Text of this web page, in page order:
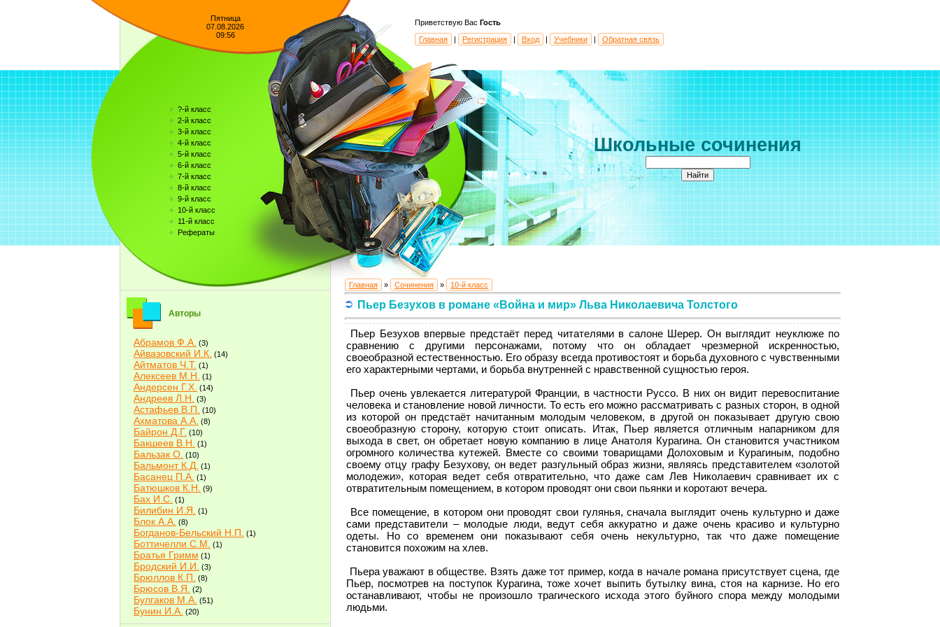
Пятница
07.08.2026
09:56
?-й класс
2-й класс
3-й класс
4-й класс
5-й класс
6-й класс
7-й класс
8-й класс
9-й класс
10-й класс
11-й класс
Рефераты
Авторы
Абрамов Ф.А. (3)
Айвазовский И.К. (14)
Айтматов Ч.Т. (1)
Алексеев М.Н. (1)
Андерсен Г.Х. (14)
Андреев Л.Н. (3)
Астафьев В.П. (10)
Ахматова А.А. (8)
Байрон Д.Г. (10)
Бакшеев В.Н. (1)
Бальзак О. (10)
Бальмонт К.Д. (1)
Басанец П.А. (1)
Батюшков К.Н. (9)
Бах И.С. (1)
Билибин И.Я. (1)
Блок А.А. (8)
Богданов-Бельский Н.П. (1)
Боттичелли С.М. (1)
Братья Гримм (1)
Бродский И.И. (3)
Брюллов К.П. (8)
Брюсов В.Я. (2)
Булгаков М.А. (51)
Бунин И.А. (20)
Быков В.В.(2)
Приветствую Вас Гость
Главная
| Регистрация | Вход | Учебники | Обратная связь
Школьные сочинения
Главная » Сочинения » 10-й класс
Пьер Безухов в романе «Война и мир» Льва Николаевича Толстого
Пьер Безухов впервые предстаёт перед читателями в салоне Шерер. Он выглядит неуклюже по
сравнению с другими персонажами, потому что он обладает чрезмерной искренностью,
своеобразной естественностью. Его образу всегда противостоят и борьба духовного с чувственными
его характерными чертами, и борьба внутренней с нравственной сущностью героя.
Пьер очень увлекается литературой Франции, в частности Руссо. В них он видит перевоспитание
человека и становление новой личности. То есть его можно рассматривать с разных сторон, в одной
из которой он предстаёт начитанным молодым человеком, в другой он показывает другую свою
своеобразную сторону, которую стоит описать. Итак, Пьер является отличным напарником для
выхода в свет, он обретает новую компанию в лице Анатоля Курагина. Он становится участником
огромного количества кутежей. Вместе со своими товарищами Долоховым и Курагиным, подобно
своему отцу графу Безухову, он ведет разгульный образ жизни, являясь представителем «золотой
молодежи», которая ведет себя отвратительно, что даже сам Лев Николаевич сравнивает их с
отвратительным помещением, в котором проводят они свои пьянки и коротают вечера.
Все помещение, в котором они проводят свои гулянья, сначала выглядит очень культурно и даже
сами представители – молодые люди, ведут себя аккуратно и даже очень красиво и культурно
одеты. Но со временем они показывают себя очень некультурно, так что даже помещение
становится похожим на хлев.
Пьера уважают в обществе. Взять даже тот пример, когда в начале романа присутствует сцена, где
Пьер, посмотрев на поступок Курагина, тоже хочет выпить бутылку вина, стоя на карнизе. Но его
останавливают, чтобы не произошло трагического исхода этого буйного спора между молодыми
людьми.